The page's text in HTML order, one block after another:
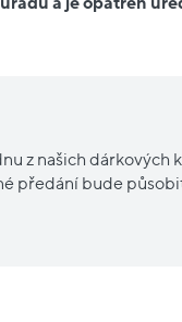
z našich dárkových
předání bude